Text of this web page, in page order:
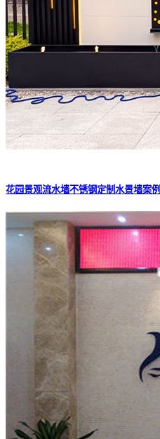
花园景观流水墙不锈钢定制水景墙案例